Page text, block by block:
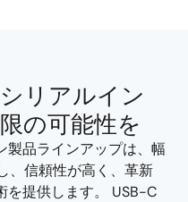
リアルイン
の可能性を
製品ラインアップは、幅
、信頼性が高く、革新
を提供します。 USB-C